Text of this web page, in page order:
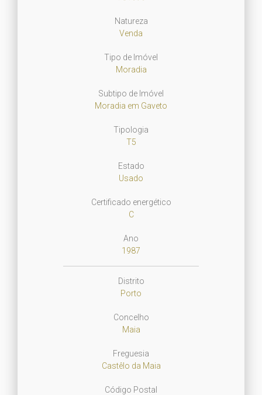
Natureza
Venda
Tipo de Imóvel
Moradia
Subtipo de Imóvel
Moradia em Gaveto
Tipologia
T5
Estado
Usado
Certificado energético
C
Ano
1987
Distrito
Porto
Concelho
Maia
Freguesia
Castêlo da Maia
Código Postal